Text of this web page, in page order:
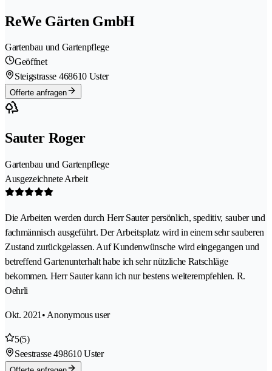
ReWe Gärten GmbH
Gartenbau und Gartenpflege
Geöffnet
Steigstrasse 468610 Uster
Offerte anfragen
Sauter Roger
Gartenbau und Gartenpflege
Ausgezeichnete Arbeit
Die Arbeiten werden durch Herr Sauter persönlich, speditiv, sauber und
fachmännisch ausgeführt. Der Arbeitsplatz wird in einem sehr sauberen
Zustand zurückgelassen. Auf Kundenwünsche wird eingegangen und
betreffend Gartenunterhalt habe ich sehr nützliche Ratschläge
bekommen. Herr Sauter kann ich nur bestens weiterempfehlen. R.
Oehrli
Okt. 2021 • Anonymous user
5(5)
Seestrasse 498610 Uster